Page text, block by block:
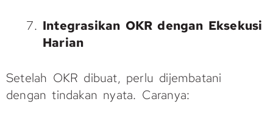
Integrasikan OKR dengan Eksekusi
Harian
Setelah OKR dibuat, perlu dijembatani
dengan tindakan nyata. Caranya: